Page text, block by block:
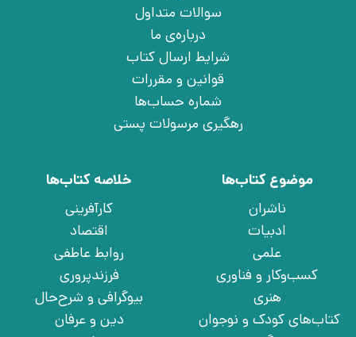
سوالات متداول
درباره‌ی ما
شرایط ارسال کتاب
قوانین و مقررات
شماره حساب‌ها
رهگیری مرسولات پستی
موضوع کتاب‌ها
ناشران
ادبیات
علمی
کسب‌وکار و فناوری
هنری
کتاب‌های کودک و نوجوان
خلاصه کتاب‌ها
کارآفرینی
اقتصاد
روابط عاطفی
فرزندپروری
بیوگرافی و شرح‌حال
دین و عرفان